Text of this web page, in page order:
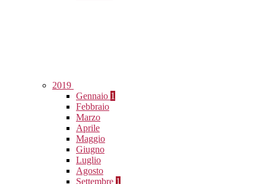
2019
Gennaio 1
Febbraio
Marzo
Aprile
Maggio
Giugno
Luglio
Agosto
Settembre 1